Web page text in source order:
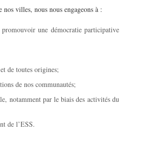
villes, nous nous engageons à :
une démocratie participative
de toutes origines;
de nos communautés;
notamment par le biais des activités du
de l’ESS.